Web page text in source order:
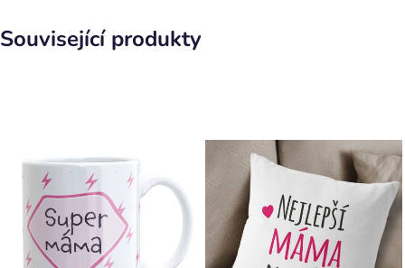
Související produkty